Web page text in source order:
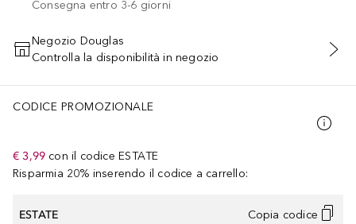
Consegna entro 3-6 giorni
AGGIUNGI AL CARRELLO
Negozio Douglas
Controlla la disponibilità in negozio
CODICE PROMOZIONALE
€ 3,99 con il codice ESTATE
Risparmia 20% inserendo il codice a carrello:
ESTATE Copia codice